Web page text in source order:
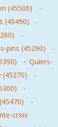
(45500)
-
(45490)
-
-
pins (45290)
-
- Quiers-
(45270)
-
-
-
croix